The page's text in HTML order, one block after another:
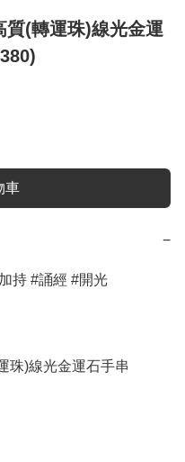
(轉運珠)線光金運
車
−
持 #誦經 #開光
珠)線光金運石手串